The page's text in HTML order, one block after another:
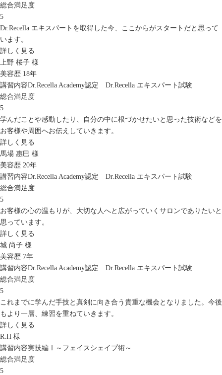
総合満足度
5
Dr.Recella エキスパートを取得した今、ここからがスタートだと思って
います。
詳しく見る
上野 桜子 様
美容歴 18年
講習内容Dr.Recella Academy認定 Dr.Recella エキスパート試験
総合満足度
5
学んだことや感動したり、自分の中に根づかせたいと思った技術などを
お客様や周囲へお伝えしていきます。
詳しく見る
馬場 惠巳 様
美容歴 20年
講習内容Dr.Recella Academy認定 Dr.Recella エキスパート試験
総合満足度
5
お客様の心の温もりが、大切な人へと広がっていくサロンでありたいと
思っています。
詳しく見る
城 尚子 様
美容歴 7年
講習内容Dr.Recella Academy認定 Dr.Recella エキスパート試験
総合満足度
5
これまでに学んだ手技と真剣に向き合う貴重な機会となりました。今後
もより一層、練習を重ねていきます。
詳しく見る
R.H 様
講習内容実技編Ⅰ～フェイスシェイプ術～
総合満足度
5